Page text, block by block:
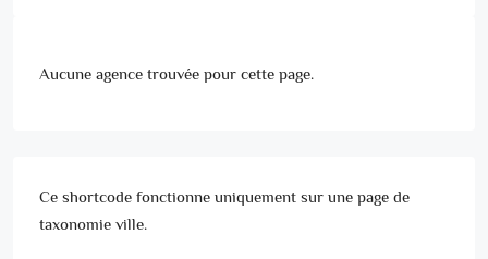
Aucune agence trouvée pour cette page.
Ce shortcode fonctionne uniquement sur une page de
taxonomie ville.